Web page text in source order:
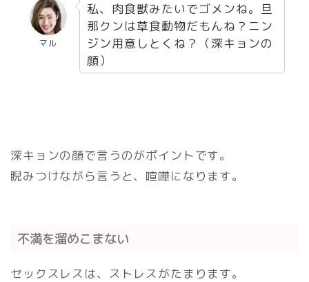
マル
私、肉食獣みたいでゴメンね。旦
那クンは草食動物だもんね？ニン
ジン用意しとくね？（深キョンの
顔）
深キョンの顔で言うのがポイントです。
睨みつけながら言うと、喧嘩になります。
不満を溜めこまない
セックスレスは、ストレスがたまります。